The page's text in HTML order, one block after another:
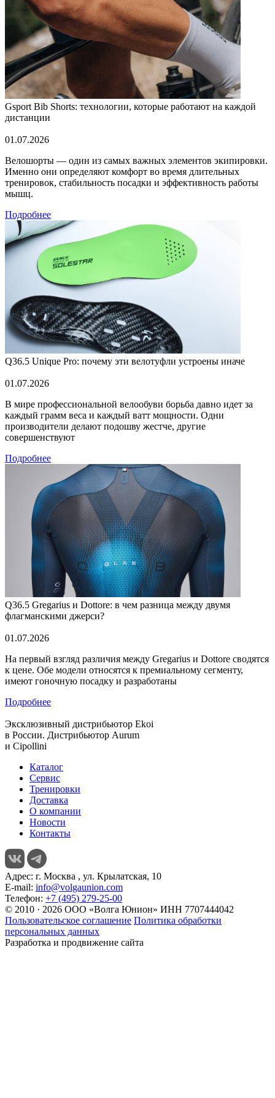
Gsport Bib Shorts: технологии, которые работают на каждой
дистанции
01.07.2026
Велошорты — один из самых важных элементов экипировки.
Именно они определяют комфорт во время длительных
тренировок, стабильность посадки и эффективность работы
мышц.
Подробнее
Q36.5 Unique Pro: почему эти велотуфли устроены иначе
01.07.2026
В мире профессиональной велообуви борьба давно идет за
каждый грамм веса и каждый ватт мощности. Одни
производители делают подошву жестче, другие
совершенствуют
Подробнее
Q36.5 Gregarius и Dottore: в чем разница между двумя
флагманскими джерси?
01.07.2026
На первый взгляд различия между Gregarius и Dottore сводятся
к цене. Обе модели относятся к премиальному сегменту,
имеют гоночную посадку и разработаны
Подробнее
Эксклюзивный дистрибьютор Ekoi
в России. Дистрибьютор Aurum
и Cipollini
Каталог
Сервис
Тренировки
Доставка
О компании
Новости
Контакты
Адрес: г. Москва , ул. Крылатская, 10
E-mail: info@volgaunion.com
Телефон: +7 (495) 279-25-00
© 2010 · 2026 ООО «Волга Юнион» ИНН 7707444042
Пользовательское соглашение Политика обработки
персональных данных
Разработка и продвижение сайта